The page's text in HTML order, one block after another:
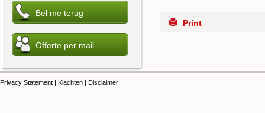
Print
Privacy Statement | Klachten | Disclaimer